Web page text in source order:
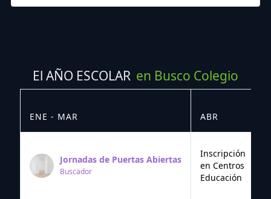
El AÑO ESCOLAR en Busco Colegio
ENE - MAR ABR
Jornadas de Puertas Abiertas
Buscador
Inscripción
en Centros
Educación